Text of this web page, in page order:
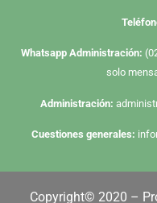
Te
Whatsapp Administración:
solo
Administración:
Cuestiones generales:
Copyright© 2020 –